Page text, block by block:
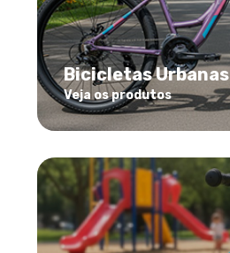
Bicicletas Urbanas
Veja os produtos